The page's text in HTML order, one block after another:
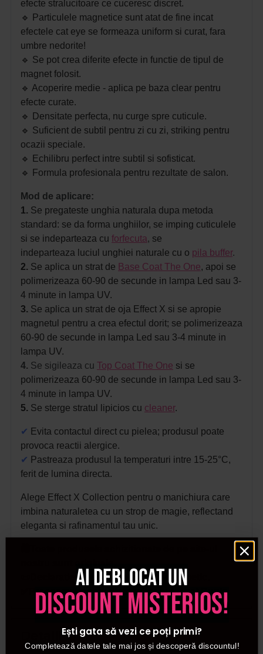
efecte stralucitoare ce cuceresc discret.
🔹 Particulele magnetice sunt atat de fine incat
efectele cat eye se formeaza uniform si curat, fara
umbre nedorite!
🔹 Se pot crea diferite efecte in functie de tipul de
magnet folosit.
🔹 Acoperire medie - aplica pe baza clear pentru
efecte curate.
🔹 Densitate perfecta, nu curge spre cuticule.
🔹 Suficient de subtil pentru zi cu zi, striking pentru
ocazii speciale.
🔹 Echilibru perfect intre subtil si sofisticat.
🔹 Formula profesionala pentru rezultate de salon.
Mod de aplicare:
1. Se pregateste unghia naturala dupa metoda
standard: se da forma unghiilor, se imping cuticulele
si se indeparteaza cu forfecuta, se
indeparteaza luciul unghiei naturale cu o pila buffer.
2. Se aplica un strat de Base Coat The One, apoi se
polimerizeaza 60-90 de secunde in lampa Led sau 3-
4 minute in lampa UV.
3. Se aplica un strat de oja Effect X si se apropie
magnetul pentru a crea efectul dorit; se polimerizeaza
60-90 de secunde in lampa Led sau 3-4 minute in
lampa UV.
4. Se sigileaza cu Top Coat The One si se
polimerizeaza 60-90 de secunde in lampa Led sau 3-
4 minute in lampa UV.
5. Se sterge stratul lipicios cu cleaner.
✔ Evita contactul direct cu pielea; produsul poate
provoca reactii alergice.
✔ Pastreaza produsul la temperaturi intre 15-25°C,
ferit de lumina directa.
Alege Effect X Collection pentru o manichiura care
imbina naturaletea cu un strop de magie, reflectand
eleganta si rafinamentul tau unic.
📜Declaratie de conformitate ProCosmetic.
✅Procosmetic este distribuitor autorizat Cupio.
Ai deblocat un
discount misterios!
Ești gata să vezi ce poți primi?
Completează datele tale mai jos și descoperă discountul!